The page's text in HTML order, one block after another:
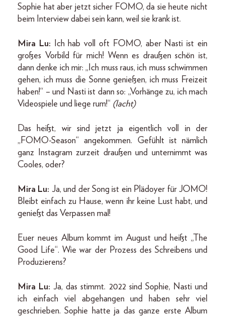
Sophie hat aber jetzt sicher FOMO, da sie heute nicht
beim Interview dabei sein kann, weil sie krank ist.
Mira Lu: Ich hab voll oft FOMO, aber Nasti ist ein
großes Vorbild für mich! Wenn es draußen schön ist,
dann denke ich mir: „Ich muss raus, ich muss schwimmen
gehen, ich muss die Sonne genießen, ich muss Freizeit
haben!“ – und Nasti ist dann so: „Vorhänge zu, ich mach
Videospiele und liege rum!“ (lacht)
Das heißt, wir sind jetzt ja eigentlich voll in der
„FOMO-Season“ angekommen. Gefühlt ist nämlich
ganz Instagram zurzeit draußen und unternimmt was
Cooles, oder?
Mira Lu: Ja, und der Song ist ein Plädoyer für JOMO!
Bleibt einfach zu Hause, wenn ihr keine Lust habt, und
genießt das Verpassen mal!
Euer neues Album kommt im August und heißt „The
Good Life“. Wie war der Prozess des Schreibens und
Produzierens?
Mira Lu: Ja, das stimmt. 2022 sind Sophie, Nasti und
ich einfach viel abgehangen und haben sehr viel
geschrieben. Sophie hatte ja das ganze erste Album